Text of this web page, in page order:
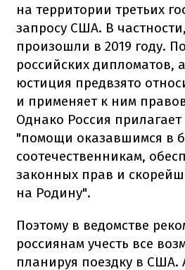
на территории третьих
запросу США. В
произошли в 2019 году.
российских дипломатов,
юстиция предвзято
и применяет к ним
Однако Россия прилагает
"помощи оказавшимся в
соотечественникам,
законных прав и
на Родину".
Поэтому в ведомстве
россиянам учесть все
планируя поездку в США.